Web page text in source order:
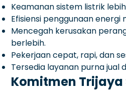
Keamanan sistem listrik
Efisiensi penggunaan energi
Mencegah kerusakan
berlebih.
Pekerjaan cepat, rapi, dan
Tersedia layanan purna jual
Komitmen Trijaya